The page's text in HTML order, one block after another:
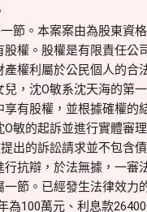
節。本案案由為股東資
權。股權是有限責任
權利屬於公民個人的合
兒，沈O敏系沈天海的第
有股權，並根據確權
敏的起訴並進行實體審
出的訴訟請求並不包含
抗辯，於法無據，一審
節。已經發生法律效力
為100萬元、利息款